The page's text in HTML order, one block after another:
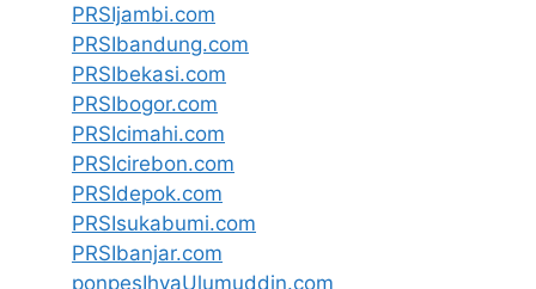
PRSIjambi.com
PRSIbandung.com
PRSIbekasi.com
PRSIbogor.com
PRSIcimahi.com
PRSIcirebon.com
PRSIdepok.com
PRSIsukabumi.com
PRSIbanjar.com
ponpesIhyaUlumuddin.com